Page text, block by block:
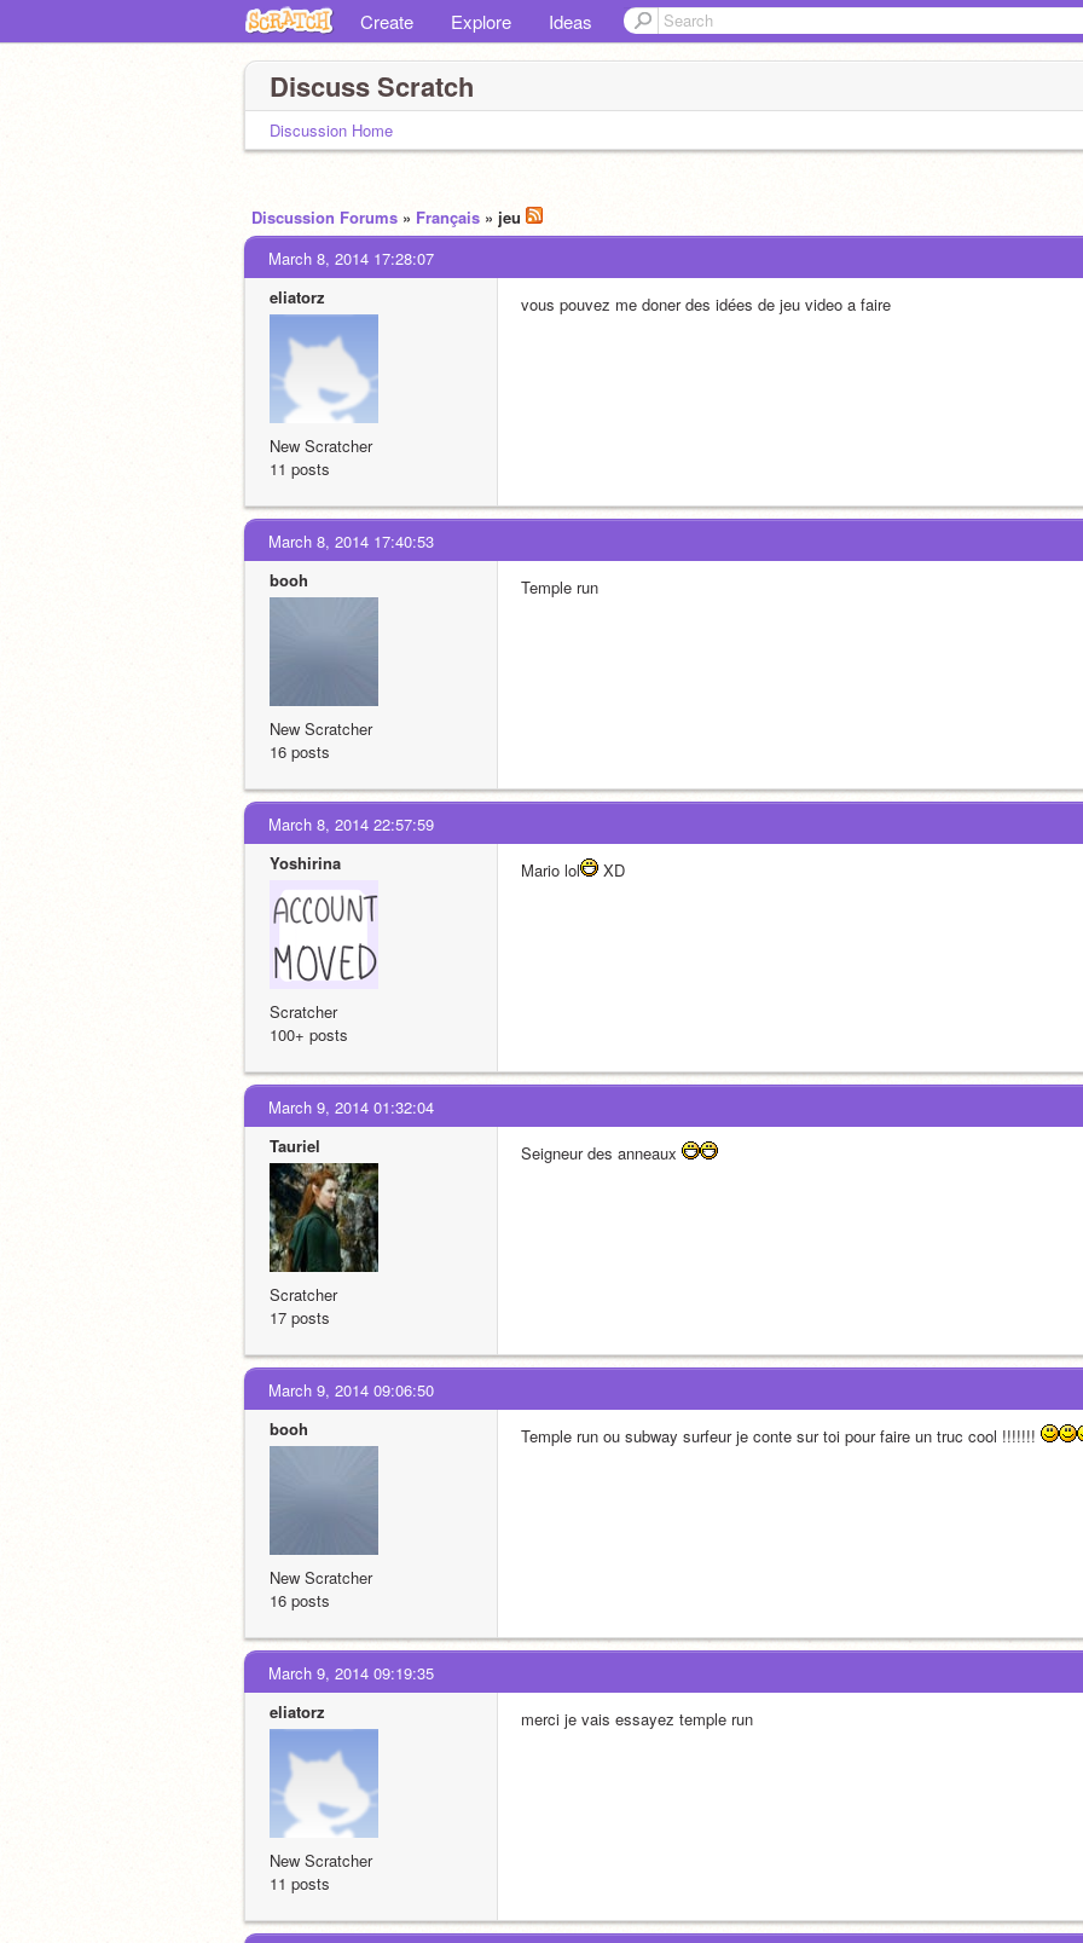
Create Explore Ideas
Discuss Scratch
Discussion Home
Discussion Forums » Français » jeu
March 8, 2014 17:28:07
eliatorz
New Scratcher
11 posts
vous pouvez me doner des idées de jeu video a faire
March 8, 2014 17:40:53
booh
New Scratcher
16 posts
Temple run
March 8, 2014 22:57:59
Yoshirina
Scratcher
100+ posts
Mario lol XD
March 9, 2014 01:32:04
Tauriel
Scratcher
17 posts
Seigneur des anneaux
March 9, 2014 09:06:50
booh
New Scratcher
16 posts
Temple run ou subway surfeur je conte sur toi pour faire un truc cool !!!!!!!
March 9, 2014 09:19:35
eliatorz
New Scratcher
11 posts
merci je vais essayez temple run